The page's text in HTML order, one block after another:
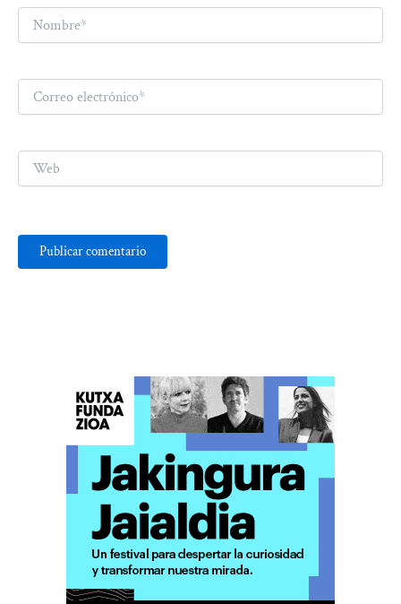
Nombre*
Correo
electrónico*
Web